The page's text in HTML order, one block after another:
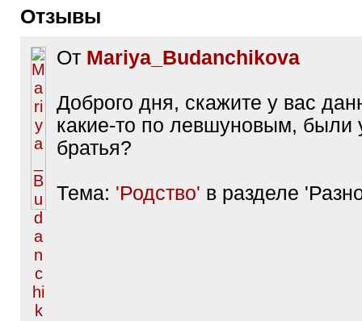
Отзывы
От Mariya_Budanchikova
Доброго дня, скажите у вас
какие-то по левшуновым, были
братья?
Тема: 'Родство' в разделе